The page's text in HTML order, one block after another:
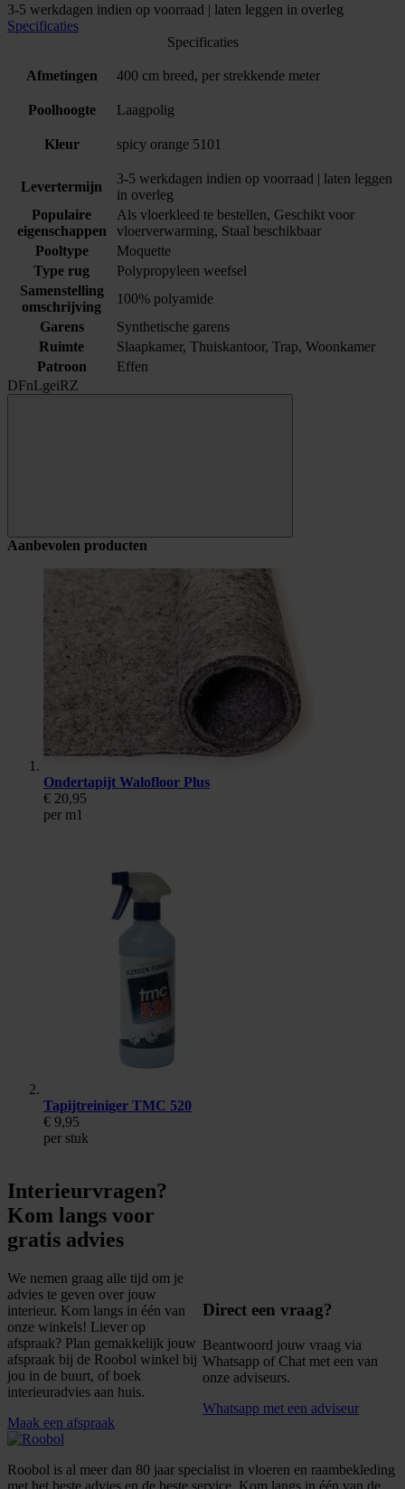
3-5 werkdagen indien op voorraad | laten leggen in overleg
Specificaties
Specificaties
Afmetingen 400 cm breed, per strekkende meter
Poolhoogte Laagpolig
Kleur spicy orange 5101
Levertermijn
3-5 werkdagen indien op voorraad | laten leggen
in overleg
Populaire
eigenschappen
Als vloerkleed te bestellen, Geschikt voor
vloerverwarming, Staal beschikbaar
Pooltype
Moquette
Type rug
Polypropyleen weefsel
Samenstelling
omschrijving
100% polyamide
Garens
Synthetische garens
Ruimte
Slaapkamer, Thuiskantoor, Trap, Woonkamer
Patroon
Effen
DFnLgeiRZ
Aanbevolen producten
Ondertapijt Walofloor Plus
€ 20,95
per m1
Tapijtreiniger TMC 520
€ 9,95
per stuk
Interieurvragen?
Kom langs voor
gratis advies
We nemen graag alle tijd om je
advies te geven over jouw
interieur. Kom langs in één van
onze winkels! Liever op
afspraak? Plan gemakkelijk jouw
afspraak bij de Roobol winkel bij
jou in de buurt, of boek
interieuradvies aan huis.
Maak een afspraak
Direct een vraag?
Beantwoord jouw vraag via
Whatsapp of Chat met een van
onze adviseurs.
Whatsapp met een adviseur
Roobol is al meer dan 80 jaar specialist in vloeren en raambekleding
met het beste advies en de beste service. Kom langs in één van de